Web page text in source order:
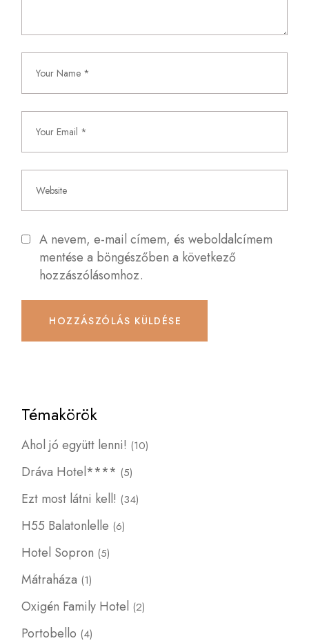
A nevem, e-mail címem, és weboldalcímem
mentése a böngészőben a következő
hozzászólásomhoz.
HOZZÁSZÓLÁS KÜLDÉSE
Témakörök
Ahol jó együtt lenni! (10)
Dráva Hotel**** (5)
Ezt most látni kell! (34)
H55 Balatonlelle (6)
Hotel Sopron (5)
Mátraháza (1)
Oxigén Family Hotel (2)
Portobello (4)